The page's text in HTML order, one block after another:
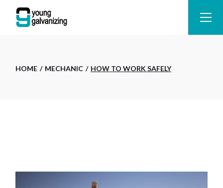
HOME MECHANIC HOW TO WORK SAFELY